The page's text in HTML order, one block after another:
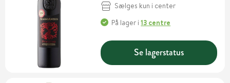
Sælges kun i center
På lager i13 centre
Se lagerstatus